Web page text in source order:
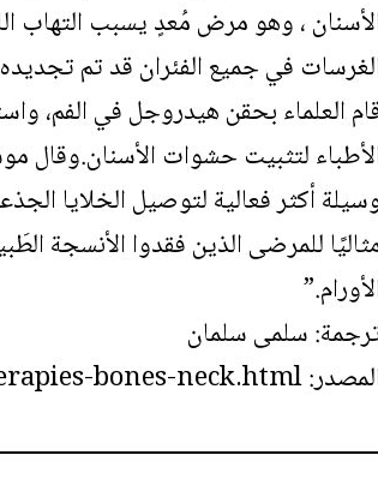
، وهو مرض مُعدٍ يسبب التهاب
في جميع الفئران قد تم تجديده
العلماء بحقن هيدروجل في الفم،
لتثبيت حشوات الأسنان.وقال
أكثر فعالية لتوصيل الخلايا
للمرضى الذين فقدوا الأنسجة
سلمى سلمان
bones-neck.html